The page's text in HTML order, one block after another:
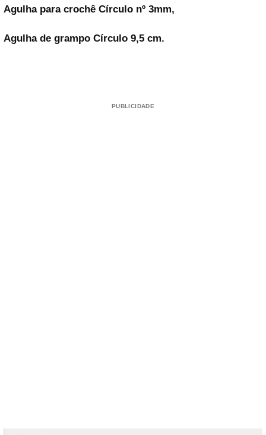
Agulha para crochê Círculo nº 3mm,
Agulha de grampo Círculo 9,5 cm.
PUBLICIDADE